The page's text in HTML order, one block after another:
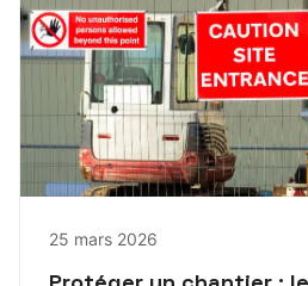
25 mars 2026